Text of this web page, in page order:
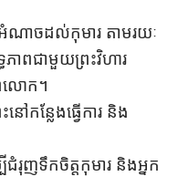
ណាចដល់កុមារ តាមរយៈ
ាពជាមួយព្រះវិហារ
លោក។
កន្លែងធ្វើការ និង
រុញទឹកចិត្តកុមារ និងអ្នក